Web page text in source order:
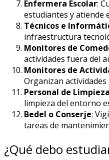
Enfermera Escolar:
estudiantes y atiende
Técnicos e
infraestructura
Monitores de
actividades fuera del
Monitores de
Organizan
Personal de Limpieza
limpieza del entorno
Bedel o Conserje:
tareas de
¿Qué debo